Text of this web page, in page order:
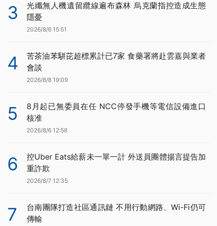
3
光纖無人機遺留纜線遍布森林 烏克蘭指控造成生態
隱憂
2026/8/6 15:51
4
苦茶油苯駢芘超標累計已7家 食藥署將赴雲嘉與業者
會談
2026/8/8 19:09
5
8月起已無委員在任 NCC停發手機等電信設備進口
核准
2026/8/6 12:58
6
控Uber Eats給薪未一單一計 外送員團體揚言提告加
重詐欺
2026/8/7 12:35
7
台南團隊打造社區通訊鏈 不用行動網路、Wi-Fi仍可
傳輸